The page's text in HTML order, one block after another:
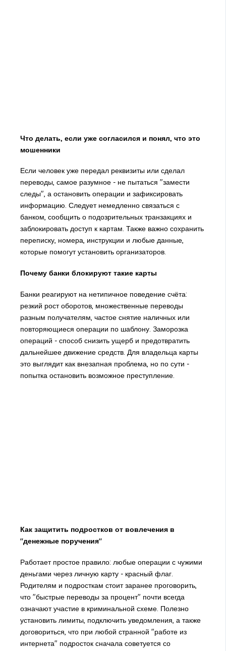
Что делать, если уже согласился и понял, что это
мошенники
Если человек уже передал реквизиты или сделал
переводы, самое разумное - не пытаться "замести
следы", а остановить операции и зафиксировать
информацию. Следует немедленно связаться с
банком, сообщить о подозрительных транзакциях и
заблокировать доступ к картам. Также важно сохранить
переписку, номера, инструкции и любые данные,
которые помогут установить организаторов.
Почему банки блокируют такие карты
Банки реагируют на нетипичное поведение счёта:
резкий рост оборотов, множественные переводы
разным получателям, частое снятие наличных или
повторяющиеся операции по шаблону. Заморозка
операций - способ снизить ущерб и предотвратить
дальнейшее движение средств. Для владельца карты
это выглядит как внезапная проблема, но по сути -
попытка остановить возможное преступление.
Как защитить подростков от вовлечения в
"денежные поручения"
Работает простое правило: любые операции с чужими
деньгами через личную карту - красный флаг.
Родителям и подросткам стоит заранее проговорить,
что "быстрые переводы за процент" почти всегда
означают участие в криминальной схеме. Полезно
установить лимиты, подключить уведомления, а также
договориться, что при любой странной "работе из
интернета" подросток сначала советуется со